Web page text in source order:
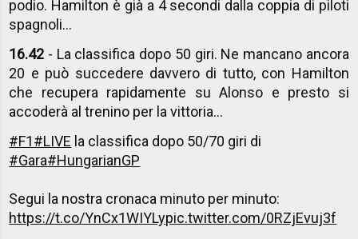
podio. Hamilton è già a 4 secondi dalla coppia di piloti
spagnoli...
16.42 - La classifica dopo 50 giri. Ne mancano ancora
20 e può succedere davvero di tutto, con Hamilton
che recupera rapidamente su Alonso e presto si
accoderà al trenino per la vittoria...
#F1#LIVE la classifica dopo 50/70 giri di
#Gara#HungarianGP
Segui la nostra cronaca minuto per minuto:
https://t.co/YnCx1WIYLypic.twitter.com/0RZjEvuj3f